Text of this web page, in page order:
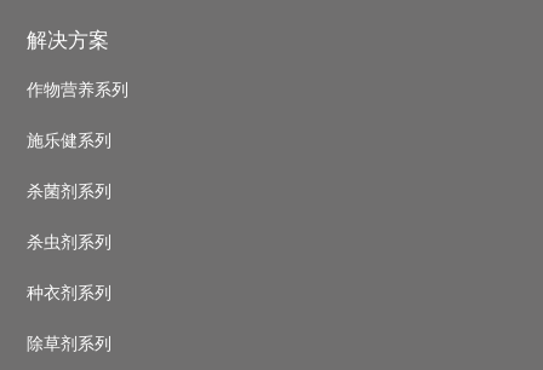
Footer
解决方案
作物营养系列
施乐健系列
杀菌剂系列
杀虫剂系列
种衣剂系列
除草剂系列